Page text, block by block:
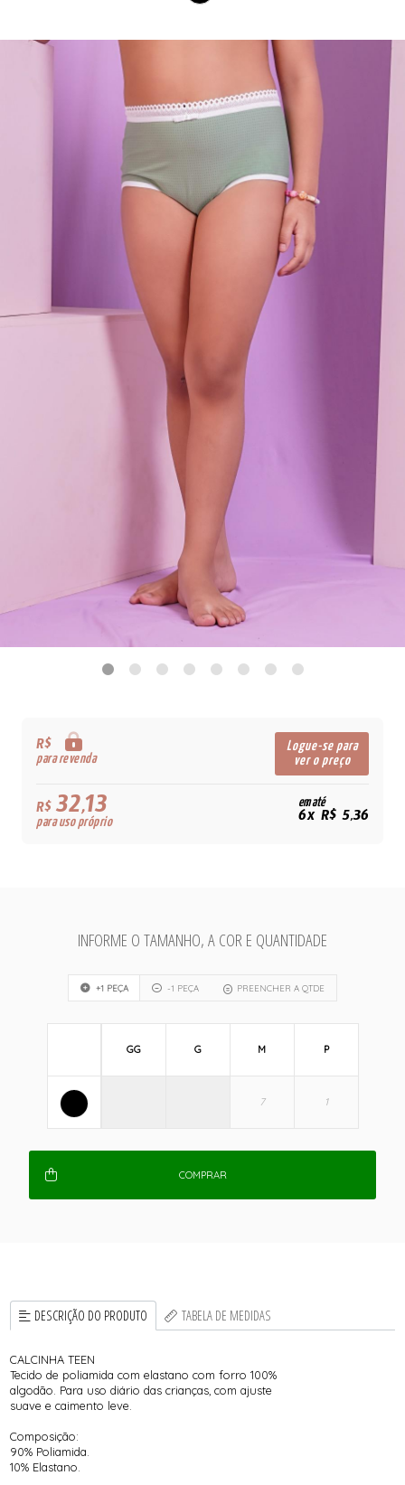
R$
para revenda
Logue-se para
ver o preço
R$32,13
para uso próprio
em até
6x R$ 5,36
INFORME O TAMANHO, A COR E QUANTIDADE
+1 PEÇA -1 PEÇA PREENCHER A QTDE
GG G M P
COMPRAR
DESCRIÇÃO DO PRODUTO TABELA DE MEDIDAS
CALCINHA TEEN
Tecido de poliamida com elastano com forro 100%
algodão. Para uso diário das crianças, com ajuste
suave e caimento leve.
Composição:
90% Poliamida.
10% Elastano.